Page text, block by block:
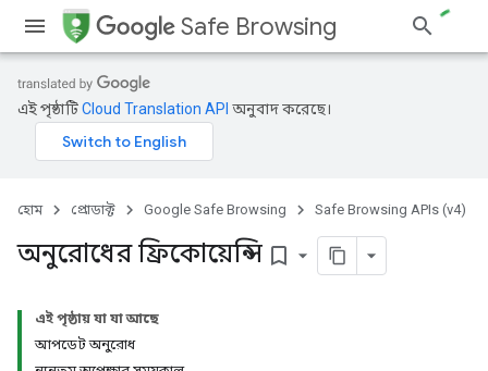
Safe Browsing
এই পৃষ্ঠাটিCloud Translation API অনুবাদ করেছে।
হোম প্রোডাক্ট Google Safe Browsing Safe Browsing APIs (v4)
অনুরোধের ফ্রিকোয়েন্সি bookmark_border
এই পৃষ্ঠায় যা যা আছে
আপডেট অনুরোধ